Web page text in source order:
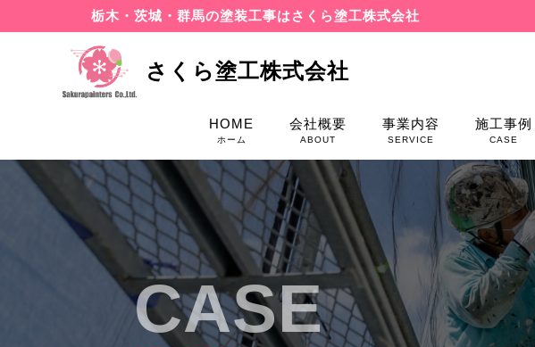
栃木・茨城・群馬の塗装工事はさくら塗工株式会社
さくら塗工株式会社
HOME
ホーム
会社概要
ABOUT
事業内容
SERVICE
施工事例
CASE
CASE